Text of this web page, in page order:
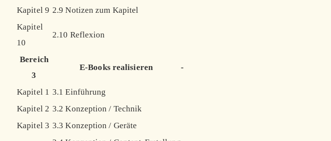
Kapitel 9 2.9 Notizen zum Kapitel
Kapitel
10
2.10 Reflexion
Bereich
3
E-Books realisieren -
Kapitel 1 3.1 Einführung
Kapitel 2 3.2 Konzeption / Technik
Kapitel 3 3.3 Konzeption / Geräte